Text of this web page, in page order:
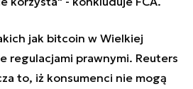
jak bitcoin w Wielkiej
regulacjami prawnymi. Reuters
to, iż konsumenci nie mogą